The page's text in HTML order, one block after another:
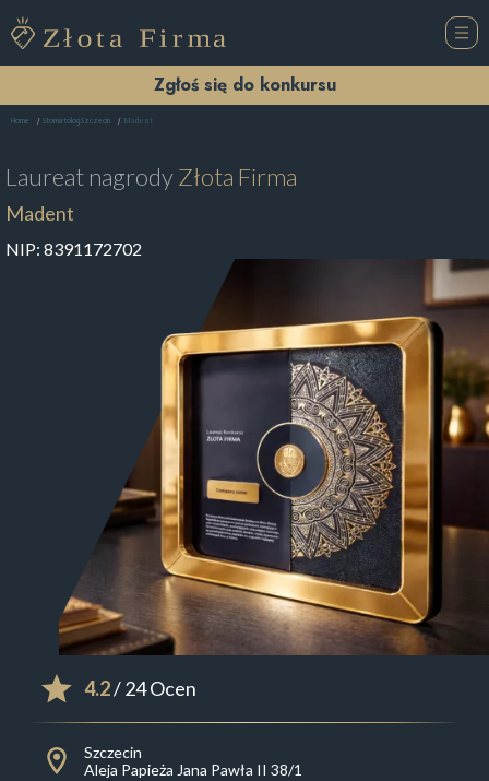
Zgłoś się do konkursu
Home Stomatolog Szczecin Madent
Laureat nagrodyZłota Firma
Madent
NIP: 8391172702
4.2/ 24 Ocen
Szczecin
Aleja Papieża Jana Pawła II 38/1